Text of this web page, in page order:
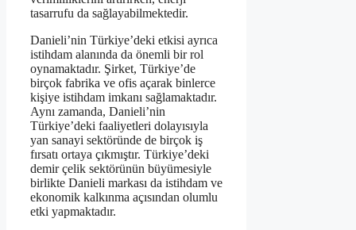
tasarrufu da sağlayabilmektedir.
Danieli’nin Türkiye’deki etkisi ayrıca
istihdam alanında da önemli bir rol
oynamaktadır. Şirket, Türkiye’de
birçok fabrika ve ofis açarak binlerce
kişiye istihdam imkanı sağlamaktadır.
Aynı zamanda, Danieli’nin
Türkiye’deki faaliyetleri dolayısıyla
yan sanayi sektöründe de birçok iş
fırsatı ortaya çıkmıştır. Türkiye’deki
demir çelik sektörünün büyümesiyle
birlikte Danieli markası da istihdam ve
ekonomik kalkınma açısından olumlu
etki yapmaktadır.